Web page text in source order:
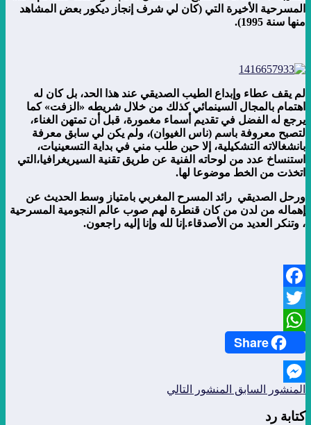
المسرحية الأخيرة التي (كان لي شرف إنجاز ديكور بعض المشاهد
منها سنة 1995).
لم يقف عطاء وإبداع الطيب الصديقي عند هذا الحد، بل كان له
اهتمام بالمجال السينمائي كذلك من خلال شريطه «الزفت» كما
يرجع له الفضل في تقديم أسماء مغمورة، قبل أن تمتهن الغناء،
لتصبح معروفة باسم (ناس الغيوان)، ولم يكن لي سابق معرفة
بانشغالاته التشكيلية، إلا حين طلب مني في بداية التسعينيات،
استنساخ عدد من لوحاته الفنية عن طريق تقنية السيريغرافيا،التي
اتخذت من الخط موضوعا لها.
ورحل الصديقي رائد المسرح المغربي بامتياز وسط الحديث عن
إهماله من لدن من كان قنطرة لهم صوب عالم النجومية المسرحية
، وتنكر العديد من الأصدقاء.إنا لله وإنا إليه راجعون.
Facebook
Twitter
WhatsApp
Share
Messenger
المنشور السابق المنشور التالي
كتابة رد